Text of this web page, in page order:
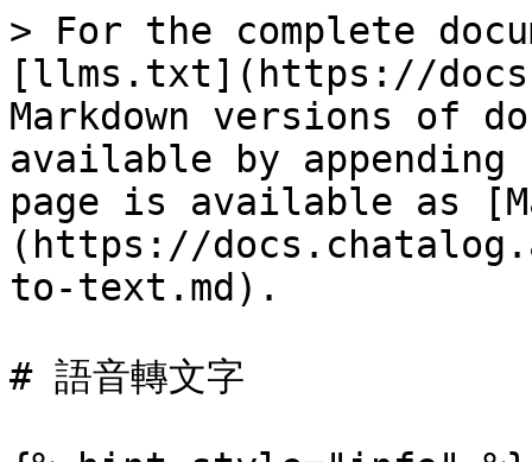
> For the complete
[llms.txt](https://
Markdown versions of
available by
page is available as
(https://
to-text.md).
# 語音轉文字